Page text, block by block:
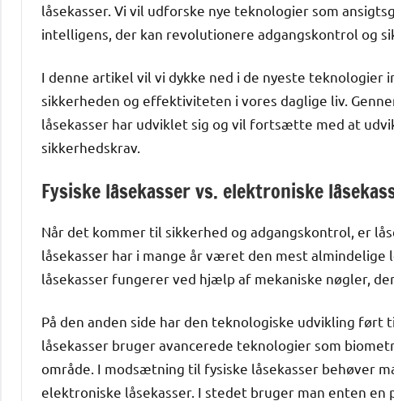
låsekasser. Vi vil udforske nye teknologier som
intelligens, der kan revolutionere adgangskontrol og
I denne artikel vil vi dykke ned i de nyeste
sikkerheden og effektiviteten i vores daglige liv.
låsekasser har udviklet sig og vil fortsætte med at
sikkerhedskrav.
Fysiske låsekasser vs. elektroniske
Når det kommer til sikkerhed og adgangskontrol, er
låsekasser har i mange år været den mest
låsekasser fungerer ved hjælp af mekaniske nøgler,
På den anden side har den teknologiske udvikling
låsekasser bruger avancerede teknologier som
område. I modsætning til fysiske låsekasser behøver
elektroniske låsekasser. I stedet bruger man enten